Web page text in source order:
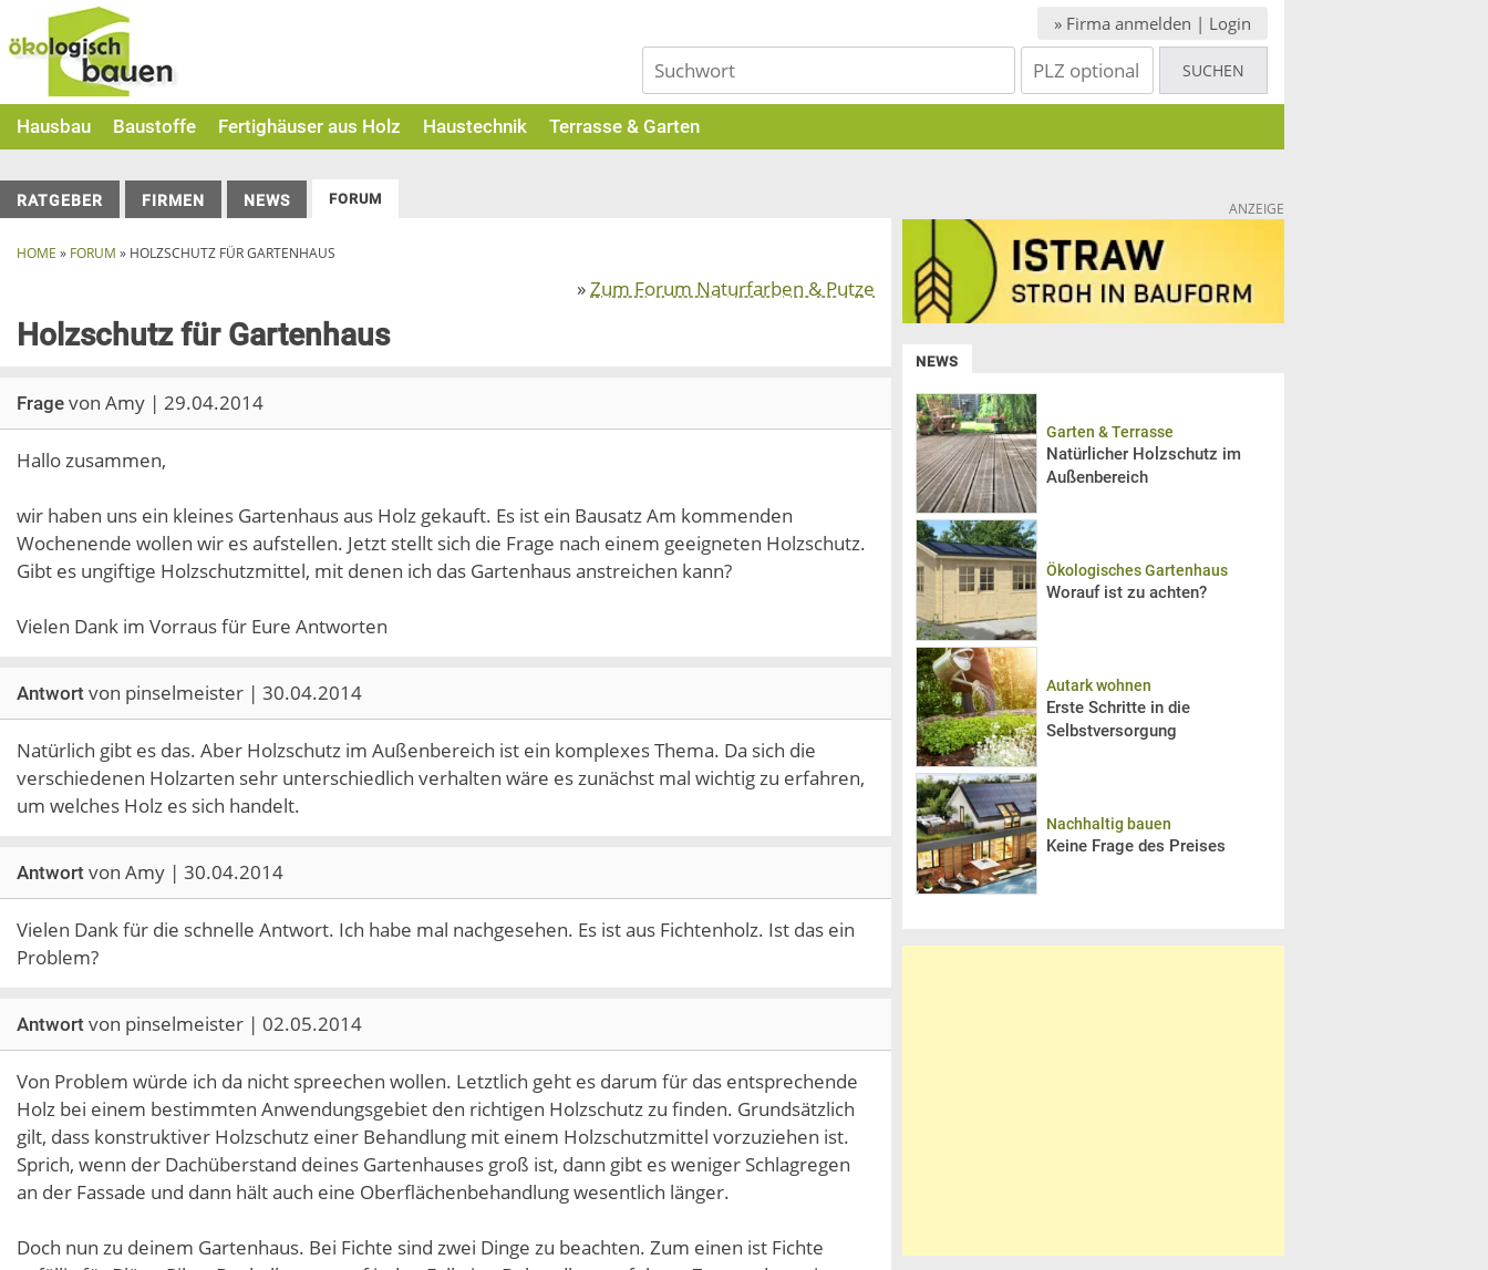
to
content
» Firma anmelden | Login
Hausbau Baustoffe Fertighäuser aus Holz Haustechnik Terrasse & Garten
RATGEBER FIRMEN NEWS FORUM
HOME » FORUM » HOLZSCHUTZ FÜR GARTENHAUS
»Zum Forum Naturfarben & Putze
Holzschutz für Gartenhaus
Frage von Amy | 29.04.2014
Hallo zusammen,
wir haben uns ein kleines Gartenhaus aus Holz gekauft. Es ist ein Bausatz Am kommenden
Wochenende wollen wir es aufstellen. Jetzt stellt sich die Frage nach einem geeigneten Holzschutz.
Gibt es ungiftige Holzschutzmittel, mit denen ich das Gartenhaus anstreichen kann?
Vielen Dank im Vorraus für Eure Antworten
Antwort von pinselmeister | 30.04.2014
Natürlich gibt es das. Aber Holzschutz im Außenbereich ist ein komplexes Thema. Da sich die
verschiedenen Holzarten sehr unterschiedlich verhalten wäre es zunächst mal wichtig zu erfahren,
um welches Holz es sich handelt.
Antwort von Amy | 30.04.2014
Vielen Dank für die schnelle Antwort. Ich habe mal nachgesehen. Es ist aus Fichtenholz. Ist das ein
Problem?
Antwort von pinselmeister | 02.05.2014
Von Problem würde ich da nicht spreechen wollen. Letztlich geht es darum für das entsprechende
Holz bei einem bestimmten Anwendungsgebiet den richtigen Holzschutz zu finden. Grundsätzlich
gilt, dass konstruktiver Holzschutz einer Behandlung mit einem Holzschutzmittel vorzuziehen ist.
Sprich, wenn der Dachüberstand deines Gartenhauses groß ist, dann gibt es weniger Schlagregen
an der Fassade und dann hält auch eine Oberflächenbehandlung wesentlich länger.
Doch nun zu deinem Gartenhaus. Bei Fichte sind zwei Dinge zu beachten. Zum einen ist Fichte
ANZEIGE
NEWS
Garten & Terrasse
Natürlicher Holzschutz im
Außenbereich
Ökologisches Gartenhaus
Worauf ist zu achten?
Autark wohnen
Erste Schritte in die
Selbstversorgung
Nachhaltig bauen
Keine Frage des Preises